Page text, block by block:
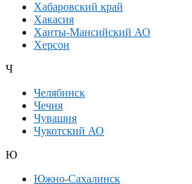
Хабаровский край
Хакасия
Ханты-Мансийский АО
Херсон
Ч
Челябинск
Чечня
Чувашия
Чукотский АО
Ю
Южно-Сахалинск